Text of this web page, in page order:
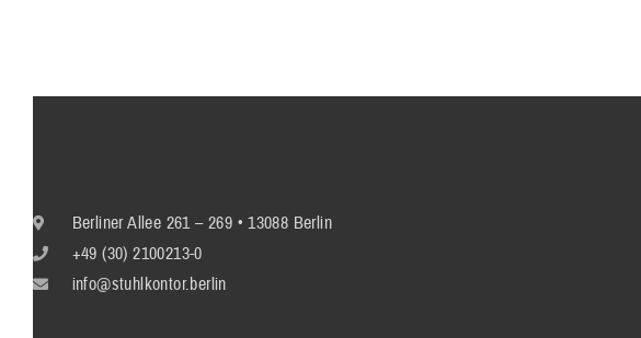
Berliner Allee 261 – 269 • 13088 Berlin
+49 (30) 2100213-0
info@stuhlkontor.berlin